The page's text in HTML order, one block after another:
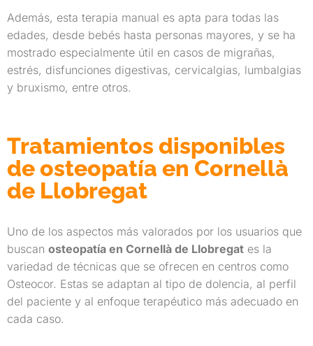
Además, esta terapia manual es apta para todas las
edades, desde bebés hasta personas mayores, y se ha
mostrado especialmente útil en casos de migrañas,
estrés, disfunciones digestivas, cervicalgias, lumbalgias
y bruxismo, entre otros.
Tratamientos disponibles
de osteopatía en Cornellà
de Llobregat
Uno de los aspectos más valorados por los usuarios que
buscan osteopatía en Cornellà de Llobregat es la
variedad de técnicas que se ofrecen en centros como
Osteocor. Estas se adaptan al tipo de dolencia, al perfil
del paciente y al enfoque terapéutico más adecuado en
cada caso.